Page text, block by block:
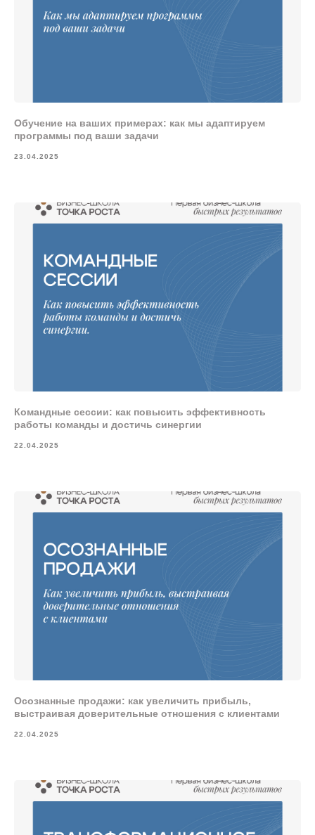
Обучение на ваших примерах: как мы адаптируем
программы под ваши задачи
23.04.2025
Командные сессии: как повысить эффективность
работы команды и достичь синергии
22.04.2025
Осознанные продажи: как увеличить прибыль,
выстраивая доверительные отношения с клиентами
22.04.2025